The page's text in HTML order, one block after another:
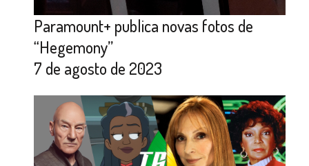
Paramount+ publica novas fotos de
“Hegemony”
7 de agosto de 2023